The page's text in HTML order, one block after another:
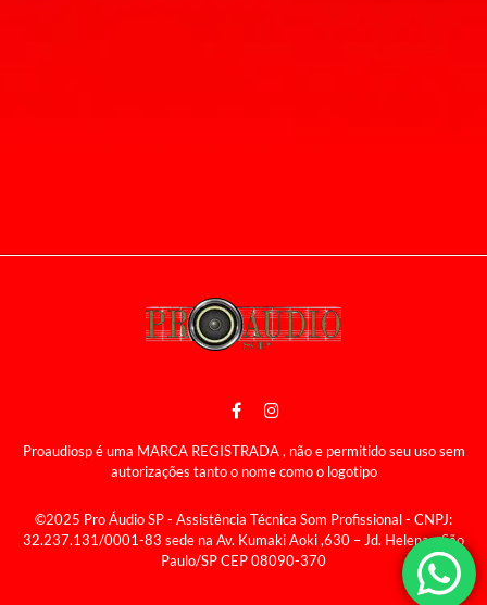
Proaudiosp é uma MARCA REGISTRADA , não e permitido seu uso sem
autorizações tanto o nome como o logotipo
©2025 Pro Áudio SP - Assistência Técnica Som Profissional - CNPJ:
32.237.131/0001-83 sede na Av. Kumaki Aoki ,630 – Jd. Helena - São
Paulo/SP CEP 08090-370